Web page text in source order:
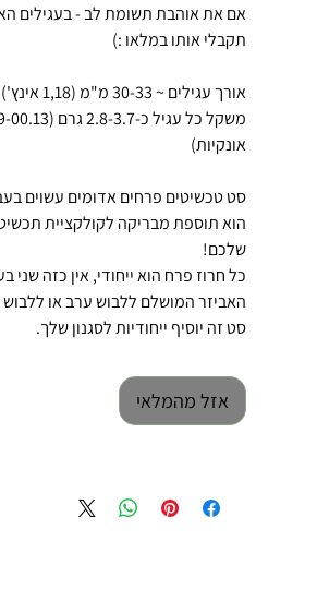
אם את אוהבת תשומת לב - בעגילים
תקבלי אותו במלאו :)
אורך עגילים ~ 30-33 מ"מ (1,18 אינץ')
משקל כל עגיל כ-2.8-
אונקיות)
סט טכשיטים פרחים אדומים עשוים
הוא תוספת מבריקה לקולקציית
שלכם!
כל חרוז פרח הוא ייחודי, אין כזה שני
האביזר המושלם ללבוש ערב או ללבוש
סט זה יוסיף ייחודיות לסגנון שלך.
אזל מהמלאי